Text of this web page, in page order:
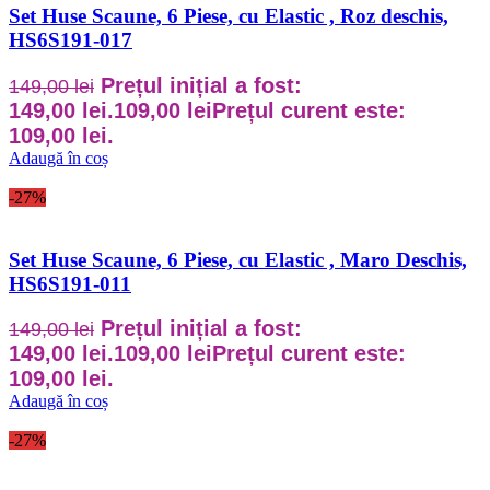
Set Huse Scaune, 6 Piese, cu Elastic , Roz deschis,
HS6S191-017
149,00lei Prețul inițial a fost:
149,00 lei.109,00 leiPrețul curent este:
109,00 lei.
Adaugă în coș
-27%
Set Huse Scaune, 6 Piese, cu Elastic , Maro Deschis,
HS6S191-011
149,00lei Prețul inițial a fost:
149,00 lei.109,00 leiPrețul curent este:
109,00 lei.
Adaugă în coș
-27%